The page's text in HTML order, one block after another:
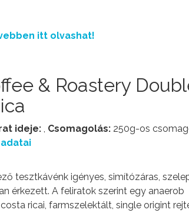
itt olvashat!
& Roastery
ideje: Csomagolás: 250g-os
tesztkávénk igényes, simítózáras,
érkezett. A feliratok szerint egy anaerob
ricai, farmszelektált, single origint